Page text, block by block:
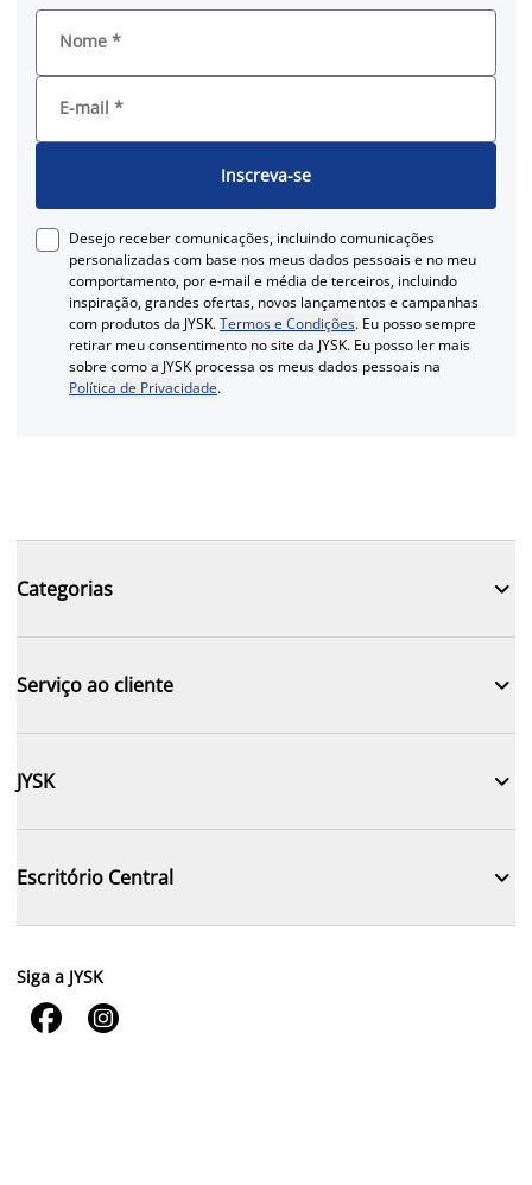
Nome *
E-mail *
Inscreva-se
Desejo receber comunicações, incluindo comunicações
personalizadas com base nos meus dados pessoais e no meu
comportamento, por e-mail e média de terceiros, incluindo
inspiração, grandes ofertas, novos lançamentos e campanhas
com produtos da JYSK.Termos e Condições. Eu posso sempre
retirar meu consentimento no site da JYSK. Eu posso ler mais
sobre como a JYSK processa os meus dados pessoais na
Política de Privacidade.
Categorias 
Serviço ao cliente 
JYSK 
Escritório Central 
Siga a JYSK
 